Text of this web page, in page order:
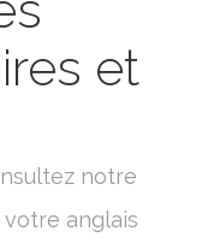
et
notre
anglais